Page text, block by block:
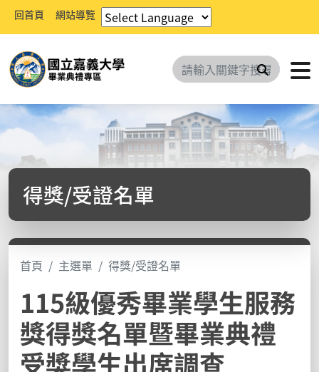
回首頁 網站導覽
搜尋
得獎/受證名單
首頁 主選單 得獎/受證名單
115級優秀畢業學生服務
獎得獎名單暨畢業典禮
受獎學生出席調查